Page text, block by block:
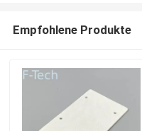
Empfohlene Produkte